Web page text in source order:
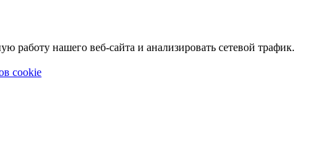
работу нашего веб-сайта и анализировать сетевой трафик.
cookie